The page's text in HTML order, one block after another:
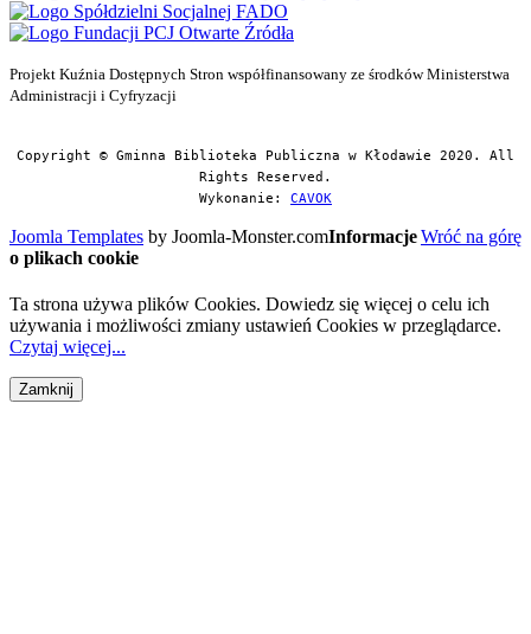
Projekt Kuźnia Dostępnych Stron współfinansowany ze środków Ministerstwa
Administracji i Cyfryzacji
Copyright © Gminna Biblioteka Publiczna w Kłodawie 2020. All
Rights Reserved.
Wykonanie: CAVOK
Joomla Templates by Joomla-Monster.com Wróć na górę
Informacje
o plikach cookie
Ta strona używa plików Cookies. Dowiedz się więcej o celu ich
używania i możliwości zmiany ustawień Cookies w przeglądarce.
Czytaj więcej...